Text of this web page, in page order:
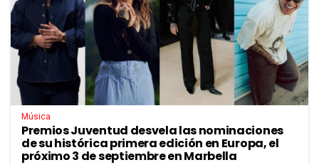
Música
Premios Juventud desvela las nominaciones
de su histórica primera edición en Europa, el
próximo 3 de septiembre en Marbella